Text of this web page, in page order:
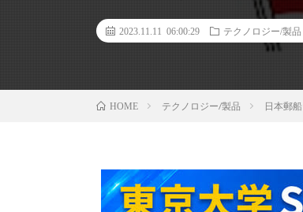
2023.11.11 06:00:29 テクノロジー/製品
HOME テクノロジー/製品 日本郵